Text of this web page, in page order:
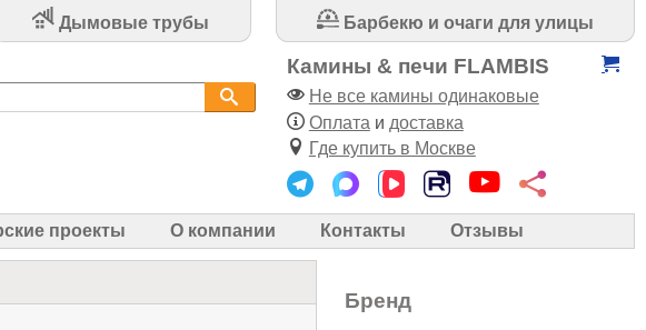
Дымовые трубы Барбекю и очаги для улицы
Камины & печи FLAMBIS
Не все камины одинаковые
Оплата и доставка
Где купить в Москве
проекты О компании Контакты Отзывы
Бренд